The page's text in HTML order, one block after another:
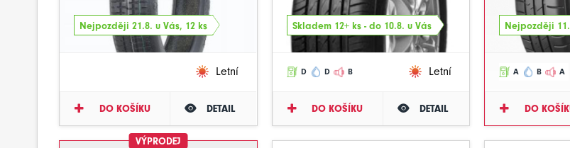
Nejpozději 21.8. u Vás, 12 ks
Letní
DO KOŠÍKU DETAIL
Skladem 12+ ks - do 10.8. u Vás
D D B Letní
DO KOŠÍKU DETAIL
Nejpozději
A B A
DO
VÝPRODEJ